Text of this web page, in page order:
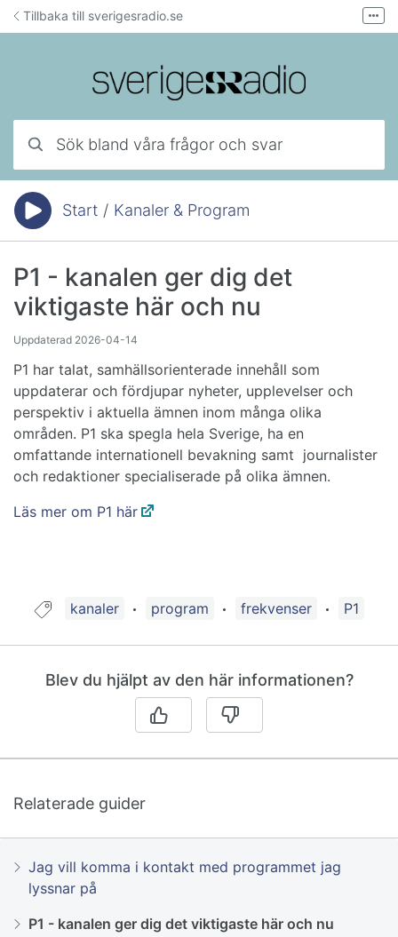
Hoppa till innehåll
Tillbaka till sverigesradio.se
Mejla lyssnarservice
Fler
Du är här:Start / Kanaler & Program
P1 - kanalen ger dig det
viktigaste här och nu
Uppdaterad 2026-04-14
P1 har talat, samhällsorienterade innehåll som
uppdaterar och fördjupar nyheter, upplevelser och
perspektiv i aktuella ämnen inom många olika
områden. P1 ska spegla hela Sverige, ha en
omfattande internationell bevakning samt journalister
och redaktioner specialiserade på olika ämnen.
Läs mer om P1 här
Guide taggad med:
kanaler program frekvenser P1
Blev du hjälpt av den här informationen?
Relaterade guider
Jag vill komma i kontakt med programmet jag
lyssnar på
P1 - kanalen ger dig det viktigaste här och nu